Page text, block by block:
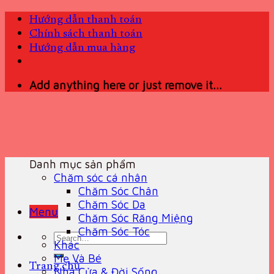
Skip
content
Hướng dẫn thanh toán
Chính sách thanh toán
Hướng dẫn mua hàng
Add anything here or just remove it...
Menu
Search
for:
Trang chủ
Danh mục sản phẩm
Chăm sóc cá nhân
Chăm Sóc Chân
Chăm Sóc Da
Chăm Sóc Răng Miệng
Chăm Sóc Tóc
Khác
Mẹ Và Bé